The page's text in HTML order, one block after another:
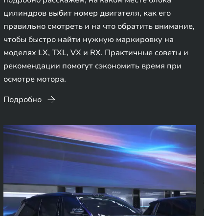
цилиндров выбит номер двигателя, как его
правильно смотреть и на что обратить внимание,
чтобы быстро найти нужную маркировку на
моделях LX, TXL, VX и RX. Практичные советы и
рекомендации помогут сэкономить время при
осмотре мотора.
Подробно